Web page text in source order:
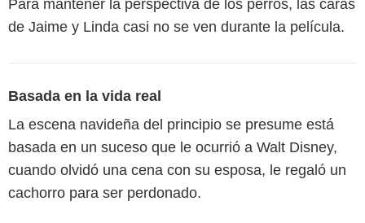
Para mantener la perspectiva de los perros, las caras
de Jaime y Linda casi no se ven durante la película.
Basada en la vida real
La escena navideña del principio se presume está
basada en un suceso que le ocurrió a Walt Disney,
cuando olvidó una cena con su esposa, le regaló un
cachorro para ser perdonado.